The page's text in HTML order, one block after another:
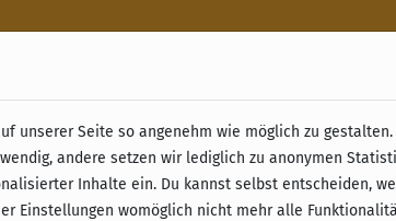
€ (innerhalb Deutschlands)
unserer Seite so angenehm wie möglich zu
andere setzen wir lediglich zu anonymen
Inhalte ein. Du kannst selbst entscheiden,
Einstellungen womöglich nicht mehr alle